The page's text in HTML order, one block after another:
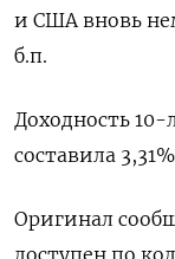
и США вновь
б.п.
Доходность
составила
Оригинал
доступен по